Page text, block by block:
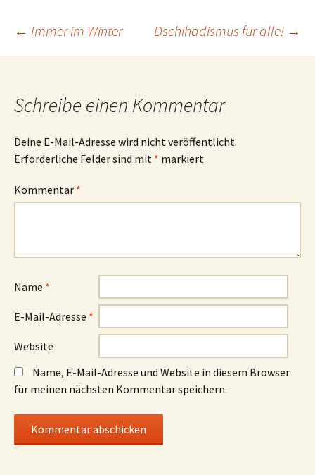
Beitrags-
← Immer im Winter Dschihadismus für alle! →
Schreibe einen Kommentar
Deine E-Mail-Adresse wird nicht veröffentlicht.
Erforderliche Felder sind mit * markiert
Kommentar *
Name *
E-Mail-Adresse *
Website
Name, E-Mail-Adresse und Website in diesem Browser
für meinen nächsten Kommentar speichern.